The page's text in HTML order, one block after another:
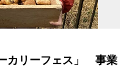
カリーフェス」 事業